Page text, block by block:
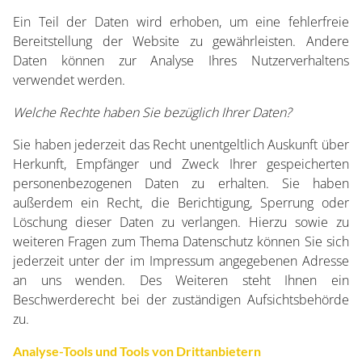
Ein Teil der Daten wird erhoben, um eine fehlerfreie
Bereitstellung der Website zu gewährleisten. Andere
Daten können zur Analyse Ihres Nutzerverhaltens
verwendet werden.
Welche Rechte haben Sie bezüglich Ihrer Daten?
Sie haben jederzeit das Recht unentgeltlich Auskunft über
Herkunft, Empfänger und Zweck Ihrer gespeicherten
personenbezogenen Daten zu erhalten. Sie haben
außerdem ein Recht, die Berichtigung, Sperrung oder
Löschung dieser Daten zu verlangen. Hierzu sowie zu
weiteren Fragen zum Thema Datenschutz können Sie sich
jederzeit unter der im Impressum angegebenen Adresse
an uns wenden. Des Weiteren steht Ihnen ein
Beschwerderecht bei der zuständigen Aufsichtsbehörde
zu.
Analyse-Tools und Tools von Drittanbietern